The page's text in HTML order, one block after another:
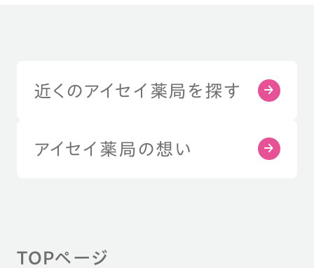
近くのアイセイ薬局を探す
アイセイ薬局の想い
TOPページ